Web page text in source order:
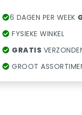
6 DAGEN PER WEEK
FYSIEKE WINKEL
GRATIS
GROOT